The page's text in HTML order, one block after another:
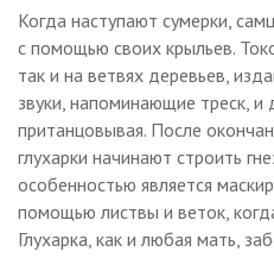
Когда наступают сумерки,
с помощью своих крыльев.
так и на ветвях деревьев,
звуки, напоминающие треск, и
пританцовывая. После
глухарки начинают строить
особенностью является
помощью листвы и веток,
Глухарка, как и любая мать,